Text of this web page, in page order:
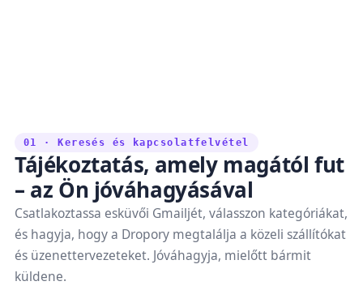
01 · Keresés és kapcsolatfelvétel
Tájékoztatás, amely magától fut
– az Ön jóváhagyásával
Csatlakoztassa esküvői Gmailjét, válasszon kategóriákat,
és hagyja, hogy a Dropory megtalálja a közeli szállítókat
és üzenettervezeteket. Jóváhagyja, mielőtt bármit
küldene.